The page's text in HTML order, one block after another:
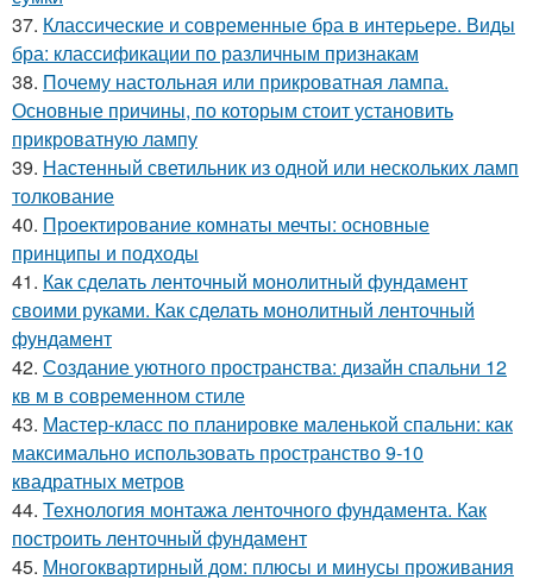
37. Классические и современные бра в интерьере. Виды
бра: классификации по различным признакам
38. Почему настольная или прикроватная лампа.
Основные причины, по которым стоит установить
прикроватную лампу
39. Настенный светильник из одной или нескольких ламп
толкование
40. Проектирование комнаты мечты: основные
принципы и подходы
41. Как сделать ленточный монолитный фундамент
своими руками. Как сделать монолитный ленточный
фундамент
42. Создание уютного пространства: дизайн спальни 12
кв м в современном стиле
43. Мастер-класс по планировке маленькой спальни: как
максимально использовать пространство 9-10
квадратных метров
44. Технология монтажа ленточного фундамента. Как
построить ленточный фундамент
45. Многоквартирный дом: плюсы и минусы проживания